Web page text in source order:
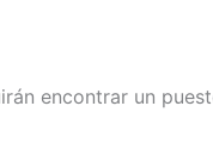
encontrar un